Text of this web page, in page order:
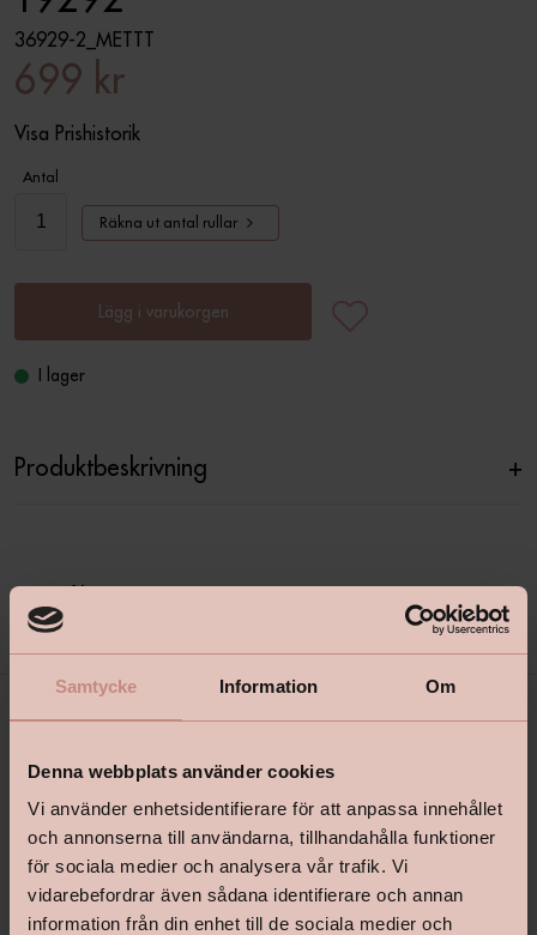
Samtycke Information Om
Denna webbplats använder cookies
Vi använder enhetsidentifierare för att anpassa innehållet
och annonserna till användarna, tillhandahålla funktioner
för sociala medier och analysera vår trafik. Vi
vidarebefordrar även sådana identifierare och annan
information från din enhet till de sociala medier och
36929-2_METTT
699 kr
Visa Prishistorik
Antal
Räkna ut antal rullar
Lägg i varukorgen
I lager
Produktbeskrivning +
Specifikationer +
shop@happyhomes.se